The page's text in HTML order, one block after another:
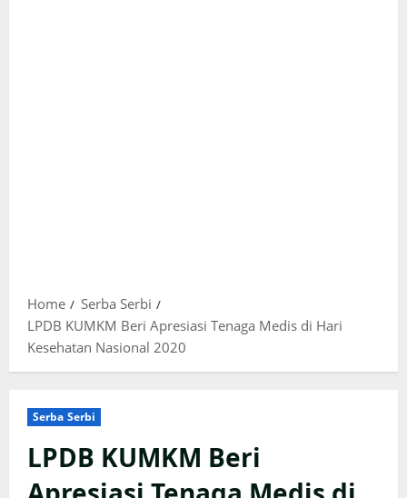
Home
Serba Serbi
LPDB KUMKM Beri Apresiasi Tenaga Medis di Hari
Kesehatan Nasional 2020
Serba Serbi
LPDB KUMKM Beri